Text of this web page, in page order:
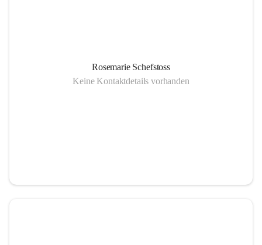
Rosemarie Schefstoss
Keine Kontaktdetails vorhanden